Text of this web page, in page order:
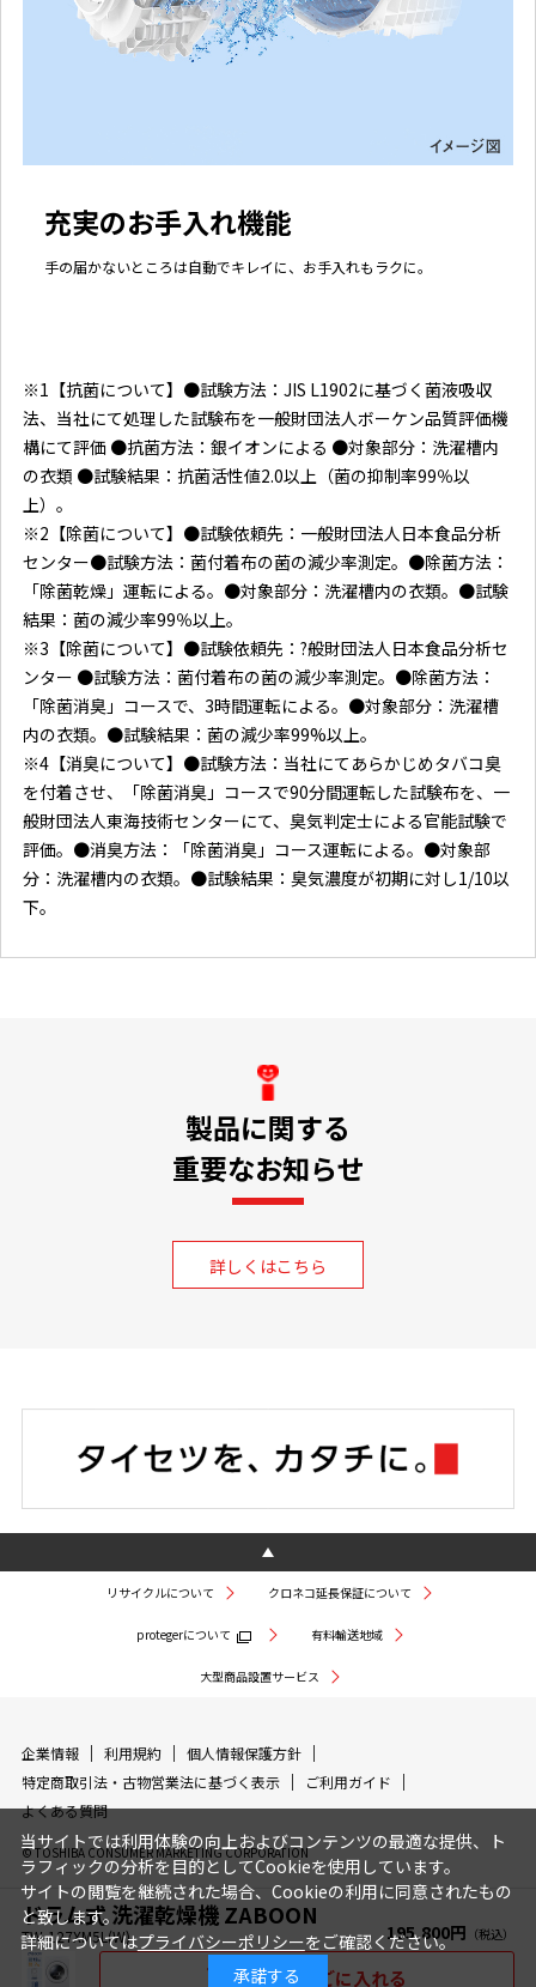
充実のお手入れ機能
手の届かないところは自動でキレイに、お手入れもラクに。
※1【抗菌について】●試験方法：JIS L1902に基づく菌液吸収
法、当社にて処理した試験布を一般財団法人ボーケン品質評価機
構にて評価 ●抗菌方法：銀イオンによる ●対象部分：洗濯槽内
の衣類 ●試験結果：抗菌活性値2.0以上（菌の抑制率99％以
上）。
※2【除菌について】●試験依頼先：一般財団法人日本食品分析
センター●試験方法：菌付着布の菌の減少率測定。●除菌方法：
「除菌乾燥」運転による。●対象部分：洗濯槽内の衣類。●試験
結果：菌の減少率99％以上。
※3【除菌について】●試験依頼先：?般財団法人日本食品分析セ
ンター ●試験方法：菌付着布の菌の減少率測定。●除菌方法：
「除菌消臭」コースで、3時間運転による。●対象部分：洗濯槽
内の衣類。●試験結果：菌の減少率99%以上。
※4【消臭について】●試験方法：当社にてあらかじめタバコ臭
を付着させ、「除菌消臭」コースで90分間運転した試験布を、一
般財団法人東海技術センターにて、臭気判定士による官能試験で
評価。●消臭方法：「除菌消臭」コース運転による。●対象部
分：洗濯槽内の衣類。●試験結果：臭気濃度が初期に対し1/10以
下。
ドラム式 洗濯乾燥機 ZABOON
TW-127XM5L(W) 195,800円
買い物かごに入れる
製品に関する
重要なお知らせ
詳しくはこちら
リサイクルについて クロネコ延長保証について
protegerについて 有料輸送地域
大型商品設置サービス
企業情報 利用規約
個人情報保護方針
特定商取引法・古物営業法に基づく表示
ご利用ガイド
よくある質問
© TOSHIBA CONSUMER MARKETING CORPORATION
当サイトでは利用体験の向上およびコンテンツの最適な提供、ト
ラフィックの分析を目的としてCookieを使用しています。
サイトの閲覧を継続された場合、Cookieの利用に同意されたもの
と致します。
詳細についてはプライバシーポリシーをご確認ください。
承諾する